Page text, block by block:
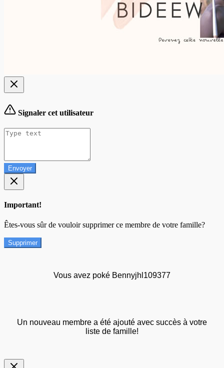
Signaler cet utilisateur
Envoyer
Important!
Êtes-vous sûr de vouloir supprimer ce membre de votre famille?
Supprimer
Vous avez poké Bennyjhl109377
Un nouveau membre a été ajouté avec succès à votre
liste de famille!